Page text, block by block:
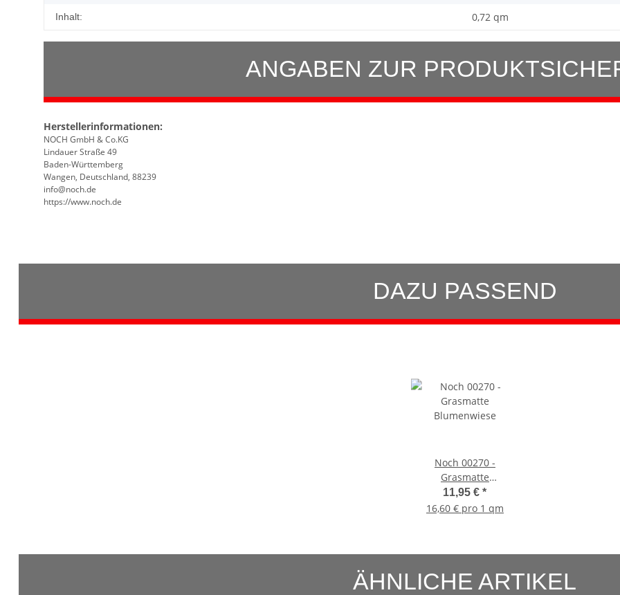
Inhalt: 0,72 qm
ANGABEN ZUR
Herstellerinformationen:
NOCH GmbH & Co.KG
Lindauer Straße 49
Baden-Württemberg
Wangen, Deutschland, 88239
info@noch.de
https://www.noch.de
DAZU PASSEND
Noch 00270 -
Grasmatte
Blumenwiese
11,95 €*
16,60 € pro 1 qm
ÄHNLICHE ARTIKEL